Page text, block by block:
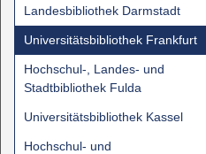
Landesbibliothek Darmstadt
Universitätsbibliothek Frankfurt
Hochschul-, Landes- und
Stadtbibliothek Fulda
Universitätsbibliothek Kassel
Hochschul- und